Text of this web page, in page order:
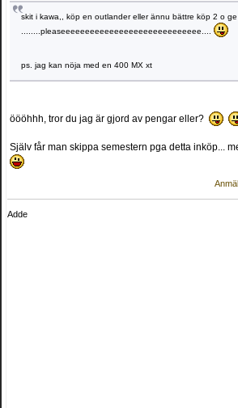
skit i kawa,, köp en outlander eller ännu bättre köp 2 o ge
........pleaseeeeeeeeeeeeeeeeeeeeeeeeeeeee....
ps. jag kan nöja med en 400 MX xt
öööhhh, tror du jag är gjord av pengar eller?
Själv får man skippa semestern pga detta inköp...
Adde